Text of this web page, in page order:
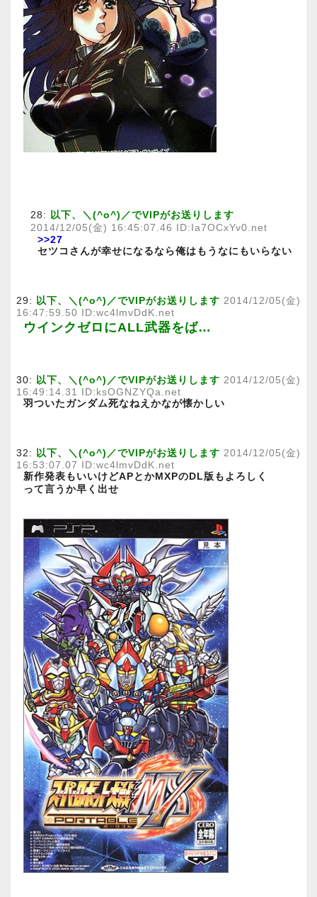
28: 以下、＼(^o^)／でVIPがお送りします
2014/12/05(金) 16:45:07.46 ID:Ia7OCxYv0.net
>>27
セツコさんが幸せになるなら俺はもうなにもいらない
29: 以下、＼(^o^)／でVIPがお送りします 2014/12/05(金)
16:47:59.50 ID:wc4lmvDdK.net
ウインクゼロにALL武器をば…
30: 以下、＼(^o^)／でVIPがお送りします 2014/12/05(金)
16:49:14.31 ID:ksOGNZYQa.net
羽ついたガンダム死なねえかなが懐かしい
32: 以下、＼(^o^)／でVIPがお送りします 2014/12/05(金)
16:53:07.07 ID:wc4lmvDdK.net
新作発表もいいけどAPとかMXPのDL版もよろしく
って言うか早く出せ